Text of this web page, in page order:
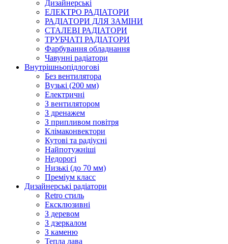
Дизайнерські
ЕЛЕКТРО РАДІАТОРИ
РАДІАТОРИ ДЛЯ ЗАМІНИ
СТАЛЕВІ РАДІАТОРИ
ТРУБЧАТІ РАДІАТОРИ
Фарбування обладнання
Чавунні радіатори
Внутрішньопідлогові
Без вентилятора
Вузькі (200 мм)
Електричні
З вентилятором
З дренажем
З припливом повітря
Клімаконвектори
Кутові та радіусні
Найпотужніші
Недорогі
Низькі (до 70 мм)
Преміум класс
Дизайнерські радіатори
Retro стиль
Ексклюзивні
З деревом
З дзеркалом
З каменю
Тепла лава